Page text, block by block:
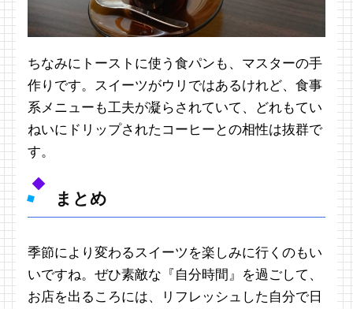
ちなみにトーストに使う食パンも、マスターの手
作りです。スイーツがウリではあるけれど、食事
系メニューも工夫が凝らされていて、どれもてい
ねいにドリップされたコーヒーとの相性は抜群で
す。
まとめ
季節により変わるスイーツを楽しみに行くのもい
いですね。ぜひ素敵な『自分時間』を過ごして、
お店を出るころには、リフレッシュした自分で日